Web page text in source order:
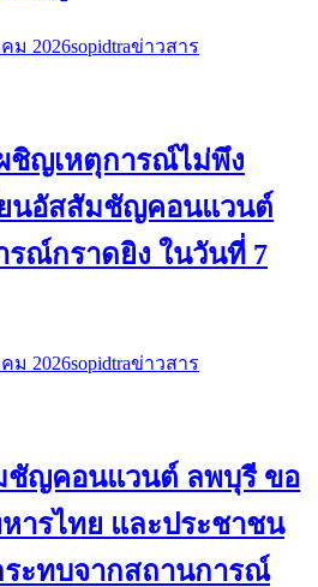
ม 2026sopidtraข่าวสาร
ชิญเหตุการณ์ไม่พึง
ยนอัสสัมชัญคอนแวนต์
ณ์กราดยิง ในวันที่ 7
ม 2026sopidtraข่าวสาร
ชัญคอนแวนต์ ลพบุรี ขอ
ารไทย และประชาชน
ะทบจากสถานการณ์